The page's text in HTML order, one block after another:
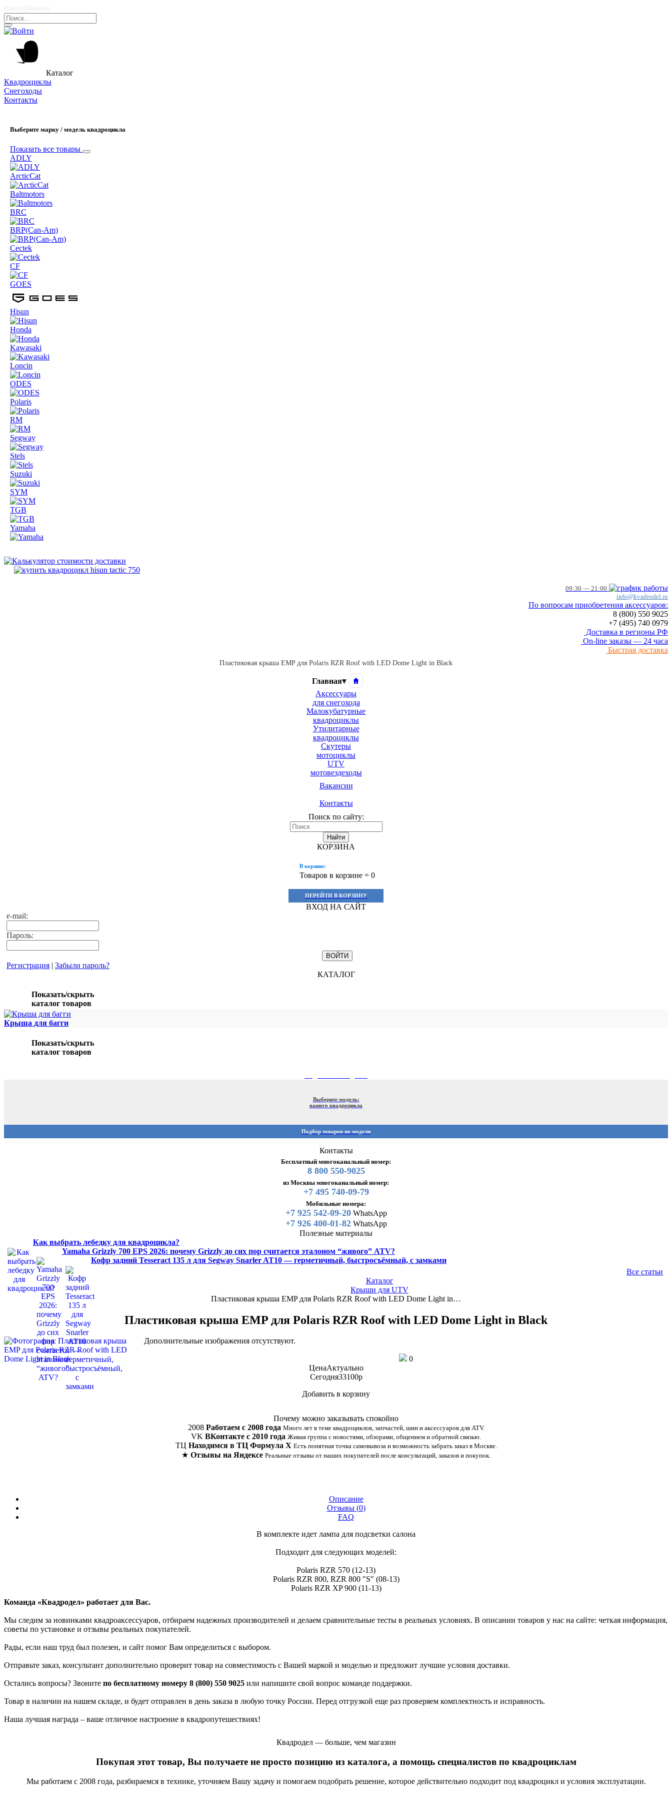
Каталог
Квадроциклы
Снегоходы
Контакты
Выберите марку / модель квадроцикла
Показать все товары
ADLY
ArcticCat
Baltmotors
BRC
BRP(Can-Am)
Cectek
CF
GOES
Hisun
Honda
Kawasaki
Loncin
ODES
Polaris
RM
Segway
Stels
Suzuki
SYM
TGB
Yamaha
09:30 — 21:00
info@kvadrodel.ru
По вопросам приобретения аксессуаров:
8 (800) 550 9025
+7 (495) 740 0979
Доставка в регионы РФ
On-line заказы — 24 часа
Быстрая доставка
Пластиковая крыша EMP для Polaris RZR Roof with LED Dome Light in Black
Главная▾
Аксессуары
для снегохода
Малокубатурные
квадроциклы
Утилитарные
квадроциклы
Скутеры
мотоциклы
UTV
мотовездеходы
Вакансии
Контакты
Поиск по сайту:
Найти
КОРЗИНА
В корзине:
Товаров в корзине = 0
ПЕРЕЙТИ В КОРЗИНУ
ВХОД НА САЙТ
e-mail:
Пароль:
Регистрация | Забыли пароль?
КАТАЛОГ
Показать/скрыть
каталог товаров
Крыша для багги
Показать/скрыть
каталог товаров
Выберите модель:
вашего квадроцикла
Подбор товаров по модели
Контакты
Бесплатный многоканальный номер:
8 800 550-9025
из Москвы многоканальный номер:
+7 495 740-09-79
Мобильные номера:
+7 925 542-09-20WhatsApp
+7 926 400-01-82WhatsApp
Полезные материалы
Как выбрать лебедку для квадроцикла?
Yamaha Grizzly 700 EPS 2026: почему Grizzly до сих пор считается эталоном “живого” ATV?
Кофр задний Tesseract 135 л для Segway Snarler AT10 — герметичный, быстросъёмный, с замками
Все статьи
Каталог
Крыши для UTV
Пластиковая крыша EMP для Polaris RZR Roof with LED Dome Light in…
Пластиковая крыша EMP для Polaris RZR Roof with LED Dome Light in Black
Дополнительные изображения отсутствуют.
0
ЦенаАктуально
Сегодня33100p
Добавить в корзину
Почему можно заказывать спокойно
2008 Работаем с 2008 года Много лет в теме квадроциклов, запчастей, шин и аксессуаров для ATV.
VK ВКонтакте с 2010 года Живая группа с новостями, обзорами, общением и обратной связью.
ТЦ Находимся в ТЦ Формула Х Есть понятная точка самовывоза и возможность забрать заказ в Москве.
★ Отзывы на Яндексе Реальные отзывы от наших покупателей после консультаций, заказов и покупок.
Описание
Отзывы (0)
FAQ
В комплекте идет лампа для подсветки салона
Подходит для следующих моделей:
Polaris RZR 570 (12-13)
Polaris RZR 800, RZR 800 "S" (08-13)
Polaris RZR XP 900 (11-13)
Команда «Квадродел» работает для Вас.
Мы следим за новинками квадроаксессуаров, отбираем надежных производителей и делаем сравнительные тесты в реальных условиях. В описании товаров у нас на сайте: четкая информация,
советы по установке и отзывы реальных покупателей.
Рады, если наш труд был полезен, и сайт помог Вам определиться с выбором.
Отправьте заказ, консультант дополнительно проверит товар на совместимость с Вашей маркой и моделью и предложит лучшие условия доставки.
Остались вопросы? Звоните по бесплатному номеру 8 (800) 550 9025 или напишите свой вопрос команде поддержки.
Товар в наличии на нашем складе, и будет отправлен в день заказа в любую точку России. Перед отгрузкой еще раз проверяем комплектность и исправность.
Наша лучшая награда – ваше отличное настроение в квадропутешествиях!
Квадродел — больше, чем магазин
Покупая этот товар, Вы получаете не просто позицию из каталога, а помощь специалистов по квадроциклам
Мы работаем с 2008 года, разбираемся в технике, уточняем Вашу задачу и помогаем подобрать решение, которое действительно подходит под квадроцикл и условия эксплуатации.